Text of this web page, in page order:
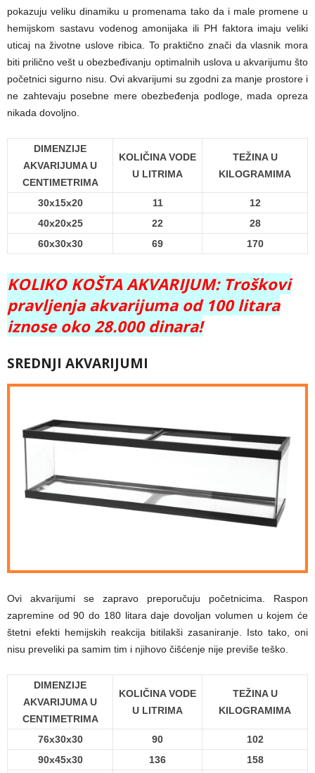
pokazuju veliku dinamiku u promenama tako da i male promene u
hemijskom sastavu vodenog amonijaka ili PH faktora imaju veliki
uticaj na životne uslove ribica. To praktično znači da vlasnik mora
biti prilično vešt u obezbeđivanju optimalnih uslova u akvarijumu što
početnici sigurno nisu. Ovi akvarijumi su zgodni za manje prostore i
ne zahtevaju posebne mere obezbeđenja podloge, mada opreza
nikada dovoljno.
DIMENZIJE
AKVARIJUMA U
CENTIMETRIMA
KOLIČINA VODE
U LITRIMA
TEŽINA U
KILOGRAMIMA
30x15x20 11
12
40x20x25
22
28
60x30x30
69 170
KOLIKO KOŠTA AKVARIJUM: Troškovi
pravljenja akvarijuma od 100 litara
iznose oko 28.000 dinara!
SREDNJI AKVARIJUMI
Ovi akvarijumi se zapravo preporučuju početnicima. Raspon
zapremine od 90 do 180 litara daje dovoljan volumen u kojem će
štetni efekti hemijskih reakcija bitilakši zasaniranje. Isto tako, oni
nisu preveliki pa samim tim i njihovo čišćenje nije previše teško.
DIMENZIJE
AKVARIJUMA U
CENTIMETRIMA
KOLIČINA VODE
U LITRIMA
TEŽINA U
KILOGRAMIMA
76x30x30 90
102
90x45x30
136
158